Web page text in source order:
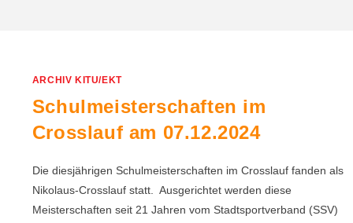
ARCHIV KITU/EKT
Schulmeisterschaften im
Crosslauf am 07.12.2024
Die diesjährigen Schulmeisterschaften im Crosslauf fanden als
Nikolaus-Crosslauf statt. Ausgerichtet werden diese
Meisterschaften seit 21 Jahren vom Stadtsportverband (SSV)